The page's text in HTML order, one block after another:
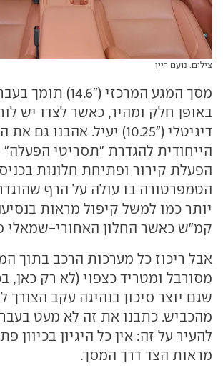
צילום: נועם ריין
מסך המגע המרכזי
באופן חלק ומהיר, כאשר לצדו יש
דיגיטלי ("10.25) יעיל. אהבנו
הייחודית להגדרת "תסריטי הפעלה"
הפעלת קירור ופתיחת חלונות
הטמפרטורה בו עולה על הרף
קמ"ש כאשר החלון האחורי-שמאלי
אבל ריכוז כל מערכות הרכב בתוך
מסורבל ומטריד כצפוי (לא רק כאן,
שגם יוצר סיכון בנהיגה עקב הצורך
מהכביש. כתבנו את זה לא מעט
להעיר על זה: אין כל היגיון בכיוון
מראות הצד דרך המסך.